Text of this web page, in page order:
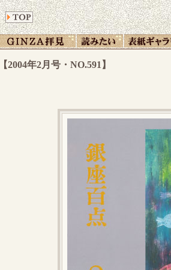
年2月号・NO.591】